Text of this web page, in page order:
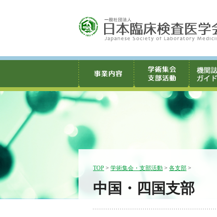
TOP > 学術集会・支部活動 > 各支部 >
中国・四国支部